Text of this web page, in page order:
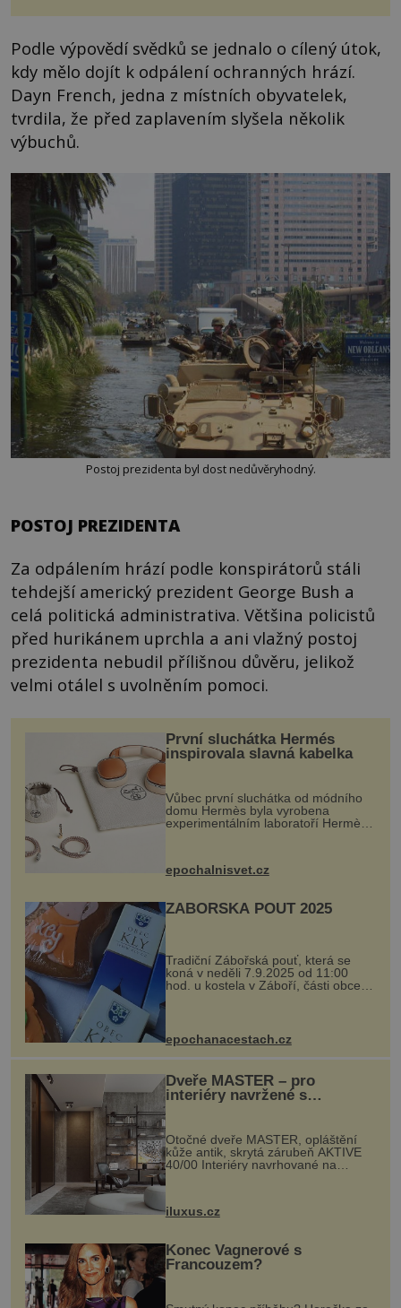
Podle výpovědí svědků se jednalo o cílený útok,
kdy mělo dojít k odpálení ochranných hrází.
Dayn French, jedna z místních obyvatelek,
tvrdila, že před zaplavením slyšela několik
výbuchů.
Postoj prezidenta byl dost nedůvěryhodný.
POSTOJ PREZIDENTA
Za odpálením hrází podle konspirátorů stáli
tehdejší americký prezident George Bush a
celá politická administrativa. Většina policistů
před hurikánem uprchla a ani vlažný postoj
prezidenta nebudil přílišnou důvěru, jelikož
velmi otálel s uvolněním pomoci.
První sluchátka Hermés
inspirovala slavná kabelka
Vůbec první sluchátka od módního
domu Hermès byla vyrobena
experimentálním laboratoří Hermès
kovový...
epochalnisvet.cz
ZÁBOŘSKÁ POUŤ 2025
Tradiční Zábořská pouť, která se
koná v neděli 7.9.2025 od 11:00
hod. u kostela v Záboří, části obce
Kly u Mělníka. V programu naleznete
komentovanou prohlídku kostela,
epochanacestach.cz
Dveře MASTER – pro
interiéry navržené s
rozumem i vášní!
Otočné dveře MASTER, opláštění
kůže antik, skrytá zárubeň AKTIVE
40/00 Interiéry navrhované na
zakázku často vyžadují atypické
rozměry nejen nábytku, ale i
dnes umož...
iluxus.cz
Konec Vagnerové s
Francouzem?